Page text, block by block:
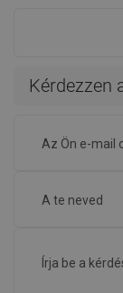
Kérdezzen